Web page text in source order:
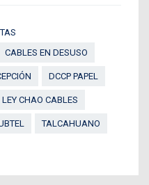
CABLES EN DESUSO
DCCP PAPEL
LEY CHAO CABLES
TALCAHUANO